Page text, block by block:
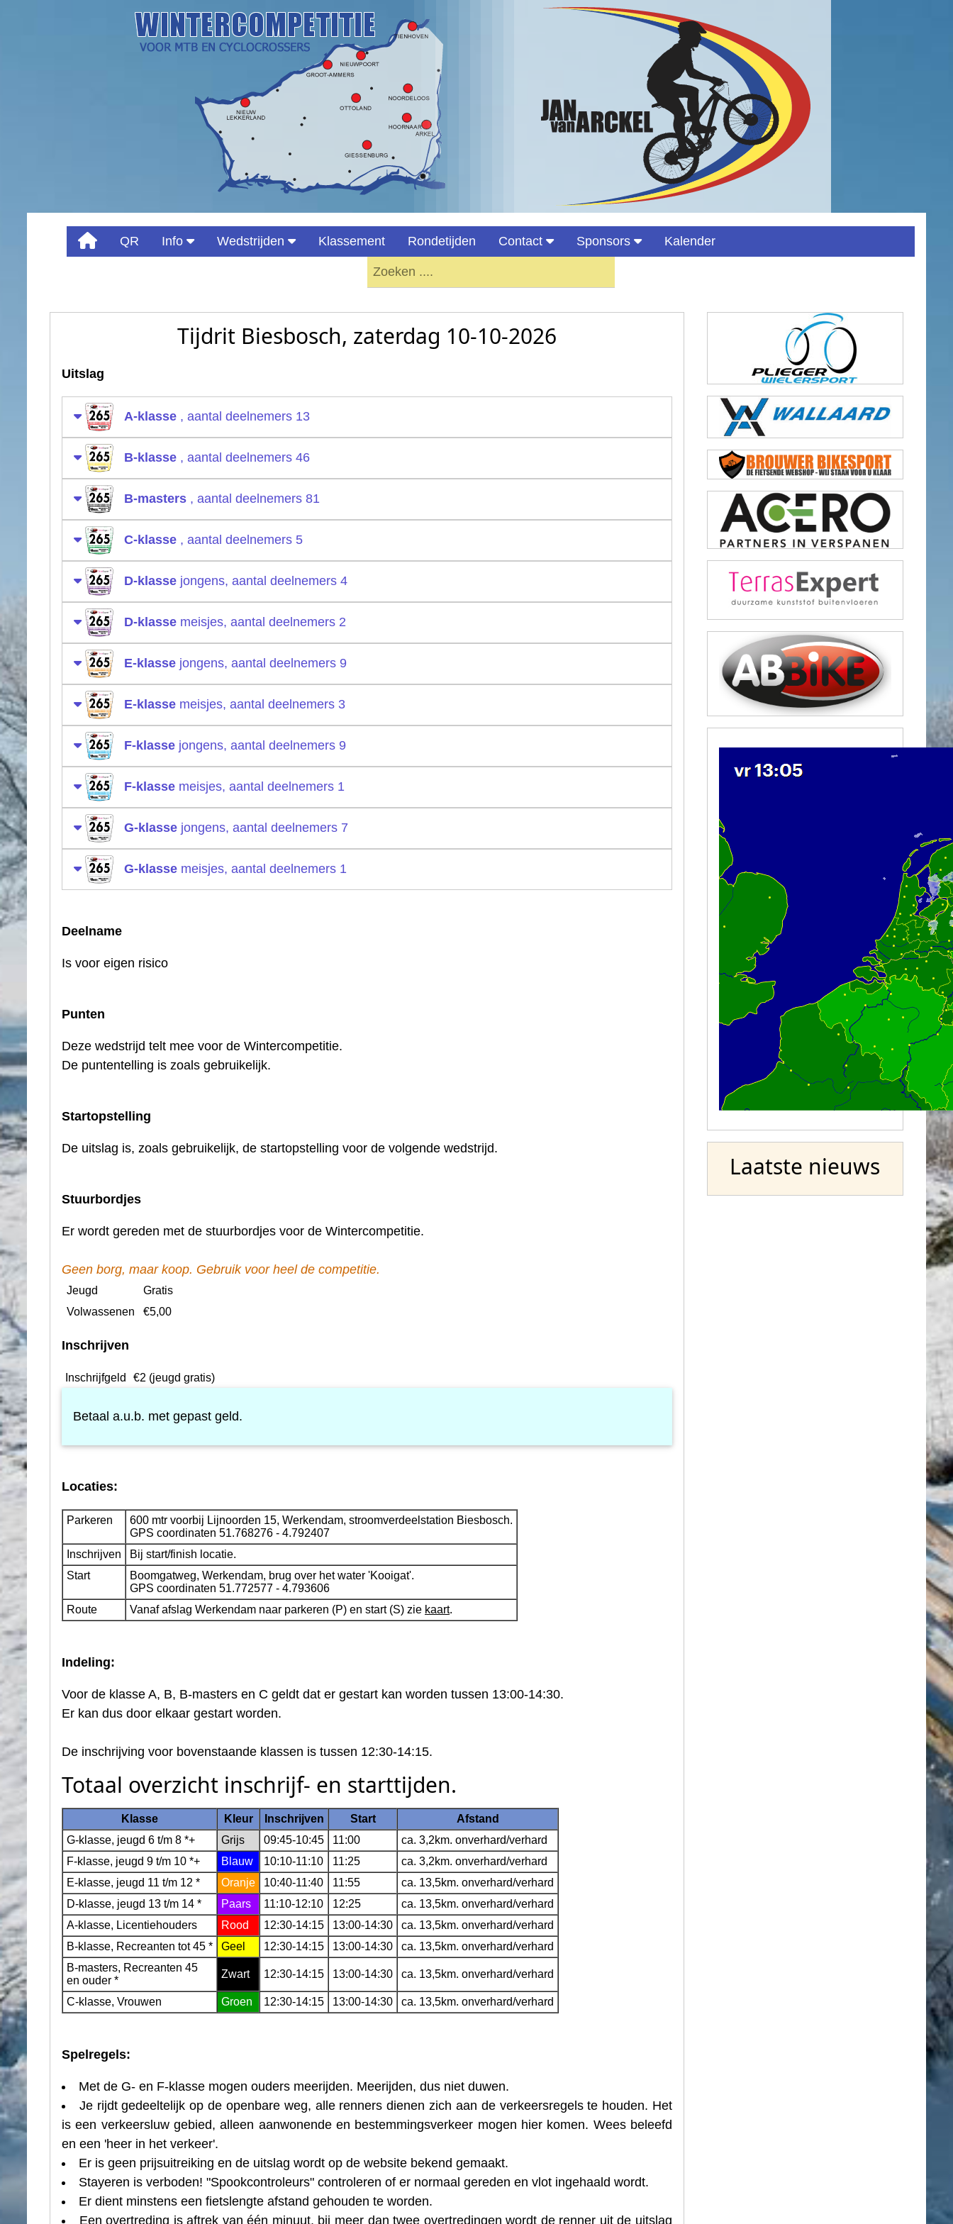
QR Info Wedstrijden Klassement Rondetijden Contact Sponsors Kalender
Tijdrit Biesbosch, zaterdag 10-10-2026
Uitslag
A-klasse , aantal deelnemers 13
B-klasse , aantal deelnemers 46
B-masters , aantal deelnemers 81
C-klasse , aantal deelnemers 5
D-klasse jongens, aantal deelnemers 4
D-klasse meisjes, aantal deelnemers 2
E-klasse jongens, aantal deelnemers 9
E-klasse meisjes, aantal deelnemers 3
F-klasse jongens, aantal deelnemers 9
F-klasse meisjes, aantal deelnemers 1
G-klasse jongens, aantal deelnemers 7
G-klasse meisjes, aantal deelnemers 1
Deelname
Is voor eigen risico
Punten
Deze wedstrijd telt mee voor de Wintercompetitie.
De puntentelling is zoals gebruikelijk.
Startopstelling
De uitslag is, zoals gebruikelijk, de startopstelling voor de volgende wedstrijd.
Stuurbordjes
Er wordt gereden met de stuurbordjes voor de Wintercompetitie.
Geen borg, maar koop. Gebruik voor heel de competitie.
Jeugd
Gratis
Volwassenen
€5,00
Inschrijven
Inschrijfgeld €2 (jeugd gratis)
Betaal a.u.b. met gepast geld.
Locaties:
Parkeren
600 mtr voorbij Lijnoorden 15, Werkendam, stroomverdeelstation Biesbosch.
GPS coordinaten 51.768276 - 4.792407
Inschrijven
Bij start/finish locatie.
Start
Boomgatweg, Werkendam, brug over het water 'Kooigat'.
GPS coordinaten 51.772577 - 4.793606
Route
Vanaf afslag Werkendam naar parkeren (P) en start (S) zie kaart.
Indeling:
Voor de klasse A, B, B-masters en C geldt dat er gestart kan worden tussen 13:00-14:30.
Er kan dus door elkaar gestart worden.
De inschrijving voor bovenstaande klassen is tussen 12:30-14:15.
Totaal overzicht inschrijf- en starttijden.
Klasse Kleur Inschrijven Start
Afstand
G-klasse, jeugd 6 t/m 8 *+
Grijs 09:45-10:45 11:00
ca. 3,2km. onverhard/verhard
F-klasse, jeugd 9 t/m 10 *+
Blauw 10:10-11:10 11:25
ca. 3,2km. onverhard/verhard
E-klasse, jeugd 11 t/m 12 *
Oranje 10:40-11:40 11:55
ca. 13,5km. onverhard/verhard
D-klasse, jeugd 13 t/m 14 *
Paars 11:10-12:10 12:25
ca. 13,5km. onverhard/verhard
A-klasse, Licentiehouders
Rood 12:30-14:15 13:00-14:30
ca. 13,5km. onverhard/verhard
B-klasse, Recreanten tot 45 *
Geel 12:30-14:15 13:00-14:30
ca. 13,5km. onverhard/verhard
B-masters, Recreanten 45
en ouder *
Zwart 12:30-14:15 13:00-14:30 ca. 13,5km. onverhard/verhard
C-klasse, Vrouwen Groen 12:30-14:15 13:00-14:30 ca. 13,5km. onverhard/verhard
Spelregels:
Met de G- en F-klasse mogen ouders meerijden. Meerijden, dus niet duwen.
Je rijdt gedeeltelijk op de openbare weg, alle renners dienen zich aan de verkeersregels te houden. Het
is een verkeersluw gebied, alleen aanwonende en bestemmingsverkeer mogen hier komen. Wees beleefd
en een 'heer in het verkeer'.
Er is geen prijsuitreiking en de uitslag wordt op de website bekend gemaakt.
Stayeren is verboden! "Spookcontroleurs" controleren of er normaal gereden en vlot ingehaald wordt.
Er dient minstens een fietslengte afstand gehouden te worden.
Een overtreding is aftrek van één minuut, bij meer dan twee overtredingen wordt de renner uit de uitslag
Laatste nieuws